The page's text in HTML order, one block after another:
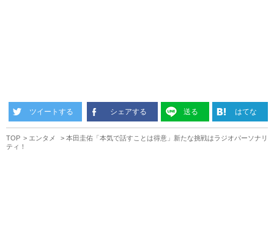
ツイートする シェアする 送る はてな
TOP エンタメ
本田圭佑「本気で話すことは得意」新たな挑戦はラジオパーソナリ
ティ！